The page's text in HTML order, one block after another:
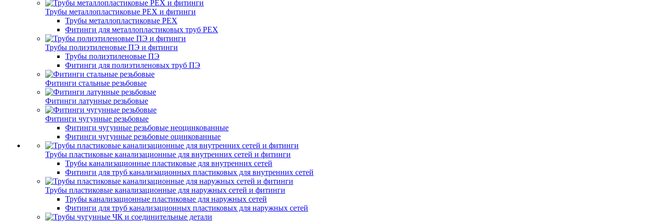
Трубы металлопластиковые PEX и фитинги
Трубы металлопластиковые PEX
Фитинги для металлопластиковых труб PEX
Трубы полиэтиленовые ПЭ и фитинги
Трубы полиэтиленовые ПЭ
Фитинги для полиэтиленовых труб ПЭ
Фитинги стальные резьбовые
Фитинги латунные резьбовые
Фитинги чугунные резьбовые
Фитинги чугунные резьбовые неоцинкованные
Фитинги чугунные резьбовые оцинкованные
Трубы пластиковые канализационные для внутренних сетей и фитинги
Трубы канализационные пластиковые для внутренних сетей
Фитинги для труб канализационных пластиковых для внутренних сетей
Трубы пластиковые канализационные для наружных сетей и фитинги
Трубы канализационные пластиковые для наружных сетей
Фитинги для труб канализационных пластиковых для наружных сетей